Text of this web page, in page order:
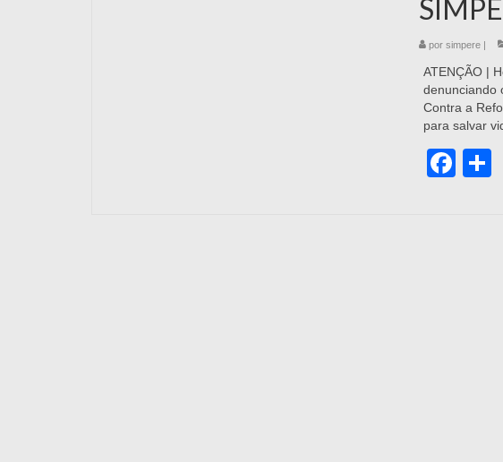
por simpere|
ATENÇÃO |
denunciando
Contra a
para salvar